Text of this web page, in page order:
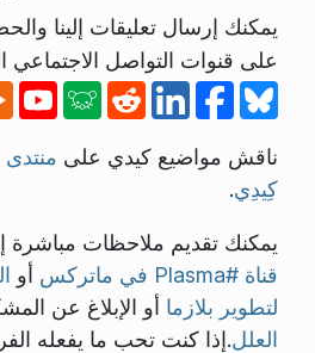
يمكنك إرسال تعليقات إلينا
على قنوات التواصل الاجتماعي
ناقش مواضيع كيدي على منتدى
كِيدِي.
يمكنك تقديم ملاحظات مباشرة
قناة #Plasma في ماتركس
أو
لتطوير بلازما أو الإبلاغ عن
العلل.إذا كنت تحب ما يفعله